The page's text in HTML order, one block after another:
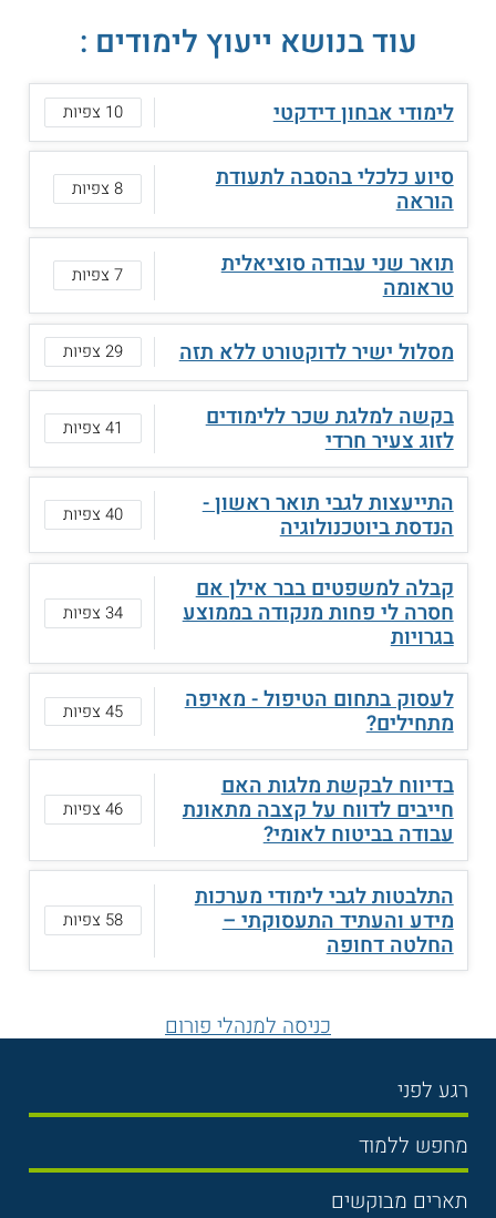
עוד בנושא ייעוץ לימודים :
לימודי אבחון דידקטי 10 צפיות
סיוע כלכלי בהסבה לתעודת
הוראה 8 צפיות
תואר שני עבודה סוציאלית
טראומה 7 צפיות
מסלול ישיר לדוקטורט ללא תזה 29 צפיות
בקשה למלגת שכר ללימודים
לזוג צעיר חרדי 41 צפיות
התייעצות לגבי תואר ראשון -
הנדסת ביוטכנולוגיה 40 צפיות
קבלה למשפטים בבר אילן אם
חסרה לי פחות מנקודה בממוצע
בגרויות
34 צפיות
לעסוק בתחום הטיפול - מאיפה
מתחילים? 45 צפיות
בדיווח לבקשת מלגות האם
חייבים לדווח על קצבה מתאונת
עבודה בביטוח לאומי?
46 צפיות
התלבטות לגבי לימודי מערכות
מידע והעתיד התעסוקתי –
החלטה דחופה
58 צפיות
כניסה למנהלי פורום
רגע לפני
בחירת לימודים
תנאי קבלה
מחפש ללמוד
תואר ראשון
תארים מבוקשים